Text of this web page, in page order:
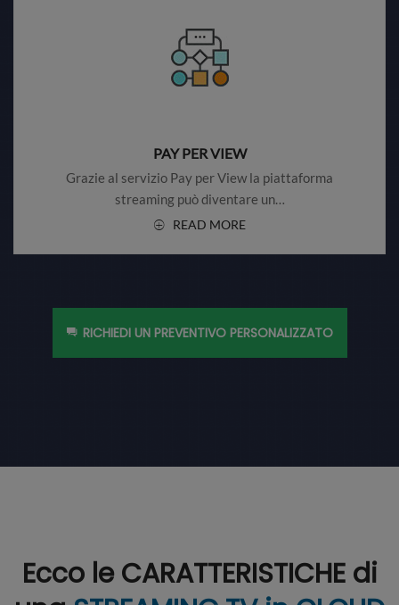
PAY PER VIEW
Grazie al servizio Pay per View la piattaforma
streaming può diventare un…
READ MORE
RICHIEDI UN PREVENTIVO PERSONALIZZATO
Ecco le CARATTERISTICHE di